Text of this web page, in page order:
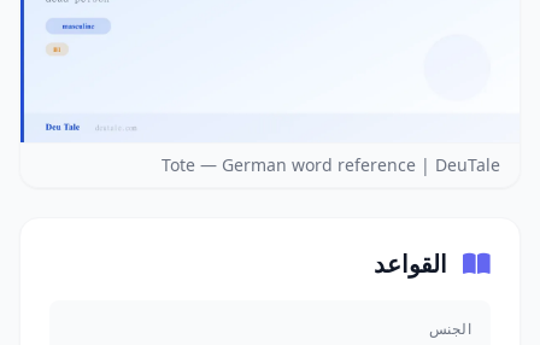
Tote — German word reference | DeuTale
القواعد
الجنس